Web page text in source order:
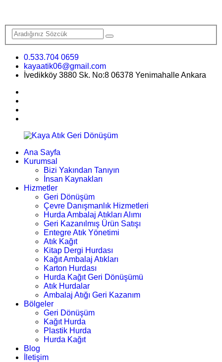
0.533.704 0659
kayaatik06@gmail.com
İvedikköy 3880 Sk. No:8 06378 Yenimahalle Ankara
Ana Sayfa
Kurumsal
Bizi Yakından Tanıyın
İnsan Kaynakları
Hizmetler
Geri Dönüşüm
Çevre Danışmanlık Hizmetleri
Hurda Ambalaj Atıkları Alımı
Geri Kazanılmış Ürün Satışı
Entegre Atık Yönetimi
Atık Kağıt
Kitap Dergi Hurdası
Kağıt Ambalaj Atıkları
Karton Hurdası
Hurda Kağıt Geri Dönüşümü
Atık Hurdalar
Ambalaj Atığı Geri Kazanım
Bölgeler
Geri Dönüşüm
Kağıt Hurda
Plastik Hurda
Hurda Kağıt
Blog
İletişim